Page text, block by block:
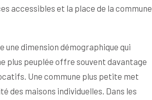
accessibles et la place de la commune
dimension démographique qui
plus peuplée offre souvent davantage
Une commune plus petite met
des maisons individuelles. Dans les